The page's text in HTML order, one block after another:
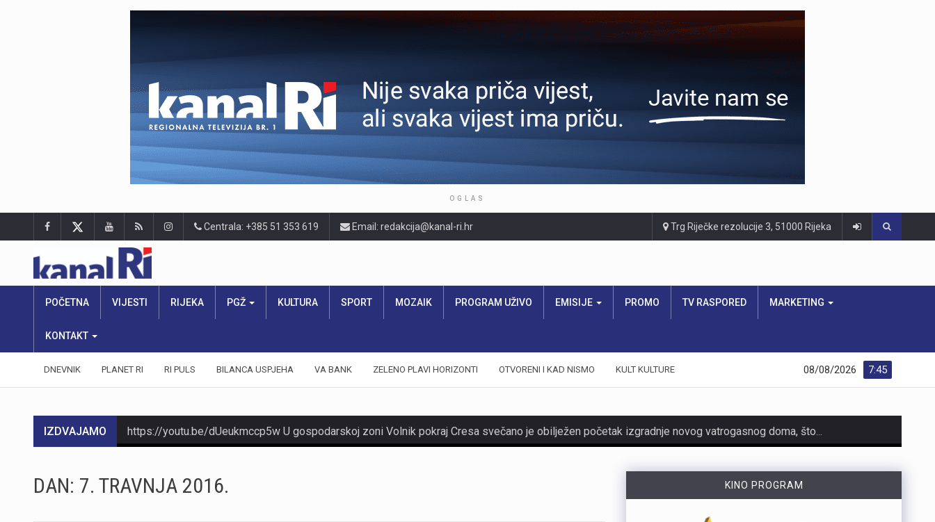
OGLAS
Centrala: +385 51 353 619 Email: redakcija@kanal-ri.hr Trg Riječke rezolucije 3, 51000 Rijeka
POČETNA VIJESTI RIJEKA PGŽ KULTURA SPORT MOZAIK PROGRAM UŽIVO EMISIJE PROMO TV RASPORED MARKETING
KONTAKT
DNEVNIK PLANET RI RI PULS BILANCA USPJEHA VA BANK ZELENO PLAVI HORIZONTI OTVORENI I KAD NISMO KULT KULTURE 7:45
08/08/2026
IZDVAJAMO
https://youtu.be/aILFsriI-vk
DAN: 7. TRAVNJA 2016. KINO PROGRAM